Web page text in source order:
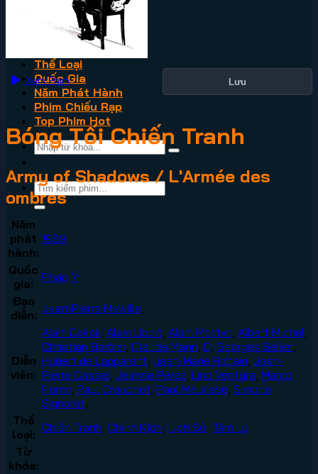
VN2
Phim Lẻ
Thể Loại
Quốc Gia
Năm Phát Hành
Phim Chiếu Rạp
Top Phim Hot
Xem Phim Lưu
Bóng Tối Chiến Tranh
Army of Shadows / L'Armée des
ombres
Năm
phát
hành:
1969
Quốc
gia:
Pháp Ý
Đạo
diễn: Jean-Pierre Melville
Diễn
viên:
Alain Dekok Alain Libolt Alain Mottet Albert Michel
Christian Barbier, Claude Mann D Georges Sellier,
Hubert de Lapparent Jean-Marie Robain Jean-
Pierre Cassel Jeanne Pérez Lino Ventura Marco
Perrin Paul Crauchet Paul Meurisse Simone
Signoret
Thể
loại: Chiến Tranh Chính Kịch Lịch Sử Tâm Lý
Từ
khóa: